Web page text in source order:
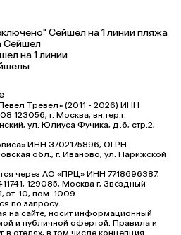
Сейшел на 1 линии пляжа
Сейшел
на 1 линии
Тревел» (2011 - 2026) ИНН
123056, г. Москва, вн.тер.г.
ул. Юлиуса Фучика, д.6, стр.2,
ИНН 3702175896, ОГРН
обл., г. Иваново, ул. Парижской
через АО «ПРЦ» ИНН 7718696387,
129085, Москва г, Звёздный
эт. 10, пом. 1009
по запросу
на сайте, носит информационный
и публичной офертой. Правила и
в отелях, в том числе концепция